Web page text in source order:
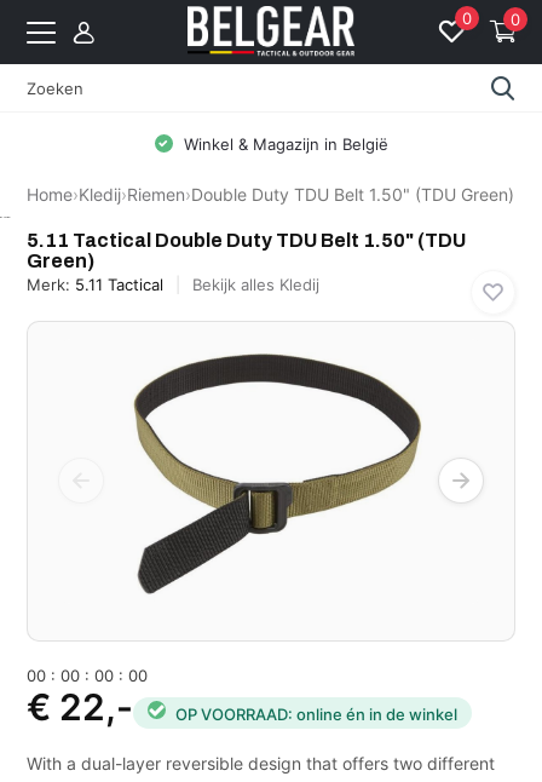
0 0
Winkel & Magazijn in België
Home›Kledij›Riemen›Double Duty TDU Belt 1.50" (TDU Green)
5.11 Tactical Double Duty TDU Belt 1.50" (TDU
Green)
Merk: 5.11 Tactical Bekijk alles Kledij
00 :00 :00 :00
€ 22,- OP VOORRAAD: online én in de winkel
With a dual-layer reversible design that offers two different